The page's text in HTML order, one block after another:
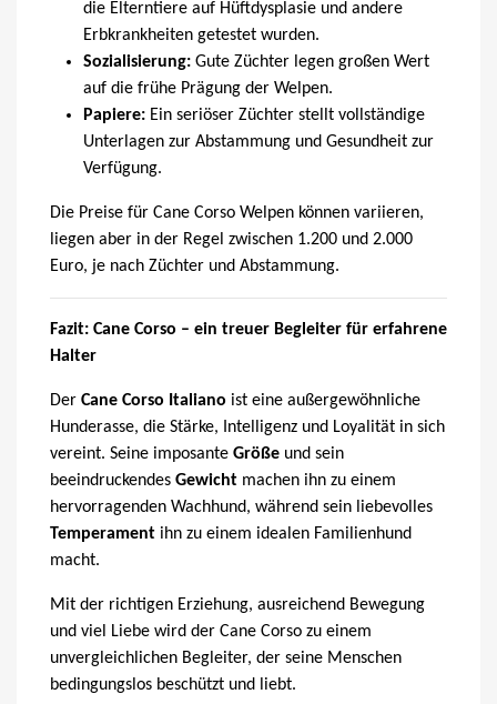
die Elterntiere auf Hüftdysplasie und andere
Erbkrankheiten getestet wurden.
Sozialisierung: Gute Züchter legen großen Wert
auf die frühe Prägung der Welpen.
Papiere: Ein seriöser Züchter stellt vollständige
Unterlagen zur Abstammung und Gesundheit zur
Verfügung.
Die Preise für Cane Corso Welpen können variieren,
liegen aber in der Regel zwischen 1.200 und 2.000
Euro, je nach Züchter und Abstammung.
Fazit: Cane Corso – ein treuer Begleiter für erfahrene
Halter
Der Cane Corso Italiano ist eine außergewöhnliche
Hunderasse, die Stärke, Intelligenz und Loyalität in sich
vereint. Seine imposante Größe und sein
beeindruckendes Gewicht machen ihn zu einem
hervorragenden Wachhund, während sein liebevolles
Temperament ihn zu einem idealen Familienhund
macht.
Mit der richtigen Erziehung, ausreichend Bewegung
und viel Liebe wird der Cane Corso zu einem
unvergleichlichen Begleiter, der seine Menschen
bedingungslos beschützt und liebt.